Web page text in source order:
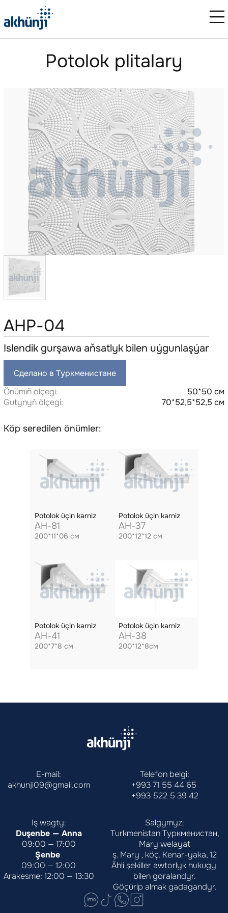
Potolok plitalary
AHP-04
Islendik gurşawa aňsatlyk bilen uýgunlaşýar
Сделано в Туркменистане
Önümiň ölçegi:
50*50 см
Gutynyň ölçegi:
70*52,5*52,5 см
Köp seredilen önümler:
Potolok üçin karniz
AH-81
200*11*06 см
Potolok üçin karniz
AH-37
200*12*12 см
Potolok üçin karniz
AH-41
200*7*8 см
Potolok üçin karniz
AH-38
200*12*8см
E-mail:
akhunji09@gmail.com
Telefon belgi:
+993 71 55 44 65
+993 522 5 39 42
Iş wagty:
Duşenbe — Anna
09:00 — 17:00
Şenbe
09:00 — 12:00
Arakesme: 12:00 — 13:30
Salgymyz:
Turkmenistan Туркменистан,
Mary welayat
ş. Mary , köç. Kenar-yaka, 12
Ähli şekiller awtorlyk hukugy
bilen goralandyr.
Göçürip almak gadagandyr.